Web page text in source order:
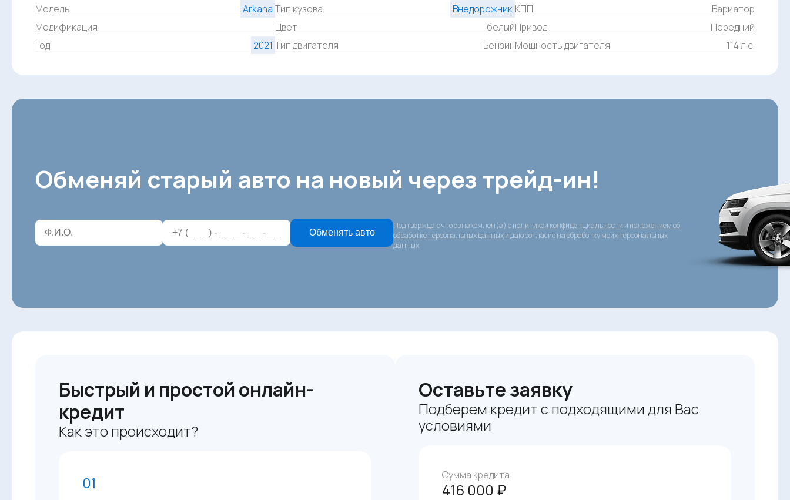
Модель
Arkana
Модификация
Год
2021
Тип кузова
Внедорожник
Цвет
белый
Тип двигателя
Бензин
КПП
Вариатор
Привод
Передний
Мощность двигателя
114 л.с.
Обменяй старый авто на новый через трейд-ин!
Обменять авто
Подтверждаю что ознакомлен(а) сполитикой конфиденциальности и положением об
обработке персональных данныхи даю согласие на обработку моих персональных
данных
Быстрый и простой онлайн-
кредит
Как это происходит?
01
Оставьте заявку
Подберем кредит с подходящими для Вас
условиями
Сумма кредита
416 000 ₽